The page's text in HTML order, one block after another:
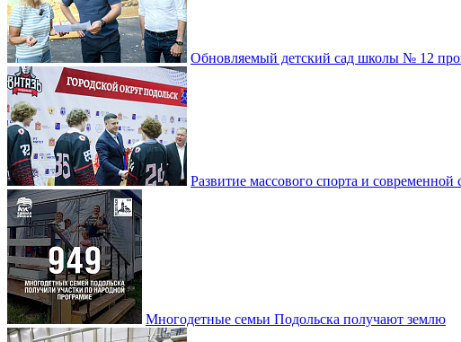
Обновляемый детский сад школы № 12
Развитие массового спорта и
Многодетные семьи Подольска получают землю